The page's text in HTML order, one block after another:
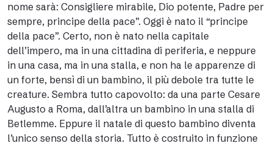
nome sarà: Consigliere mirabile, Dio potente, Padre per
sempre, principe della pace”. Oggi è nato il “principe
della pace”. Certo, non è nato nella capitale
dell’impero, ma in una cittadina di periferia, e neppure
in una casa, ma in una stalla, e non ha le apparenze di
un forte, bensì di un bambino, il più debole tra tutte le
creature. Sembra tutto capovolto: da una parte Cesare
Augusto a Roma, dall’altra un bambino in una stalla di
Betlemme. Eppure il natale di questo bambino diventa
l’unico senso della storia. Tutto è costruito in funzione